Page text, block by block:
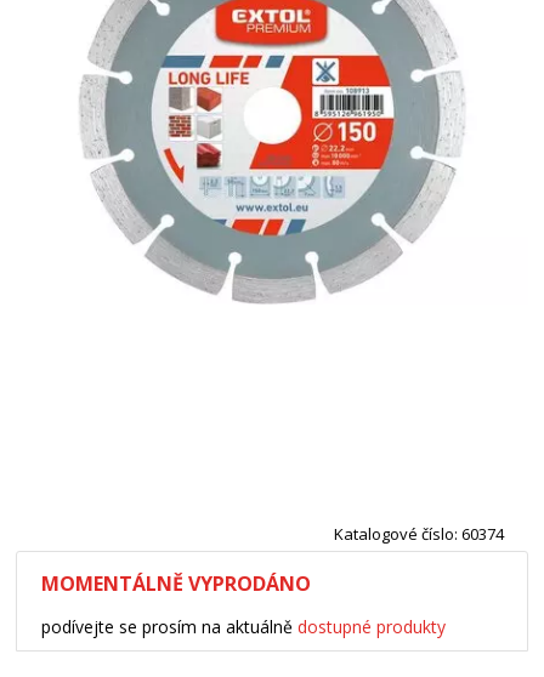
Katalogové číslo: 60374
MOMENTÁLNĚ VYPRODÁNO
podívejte se prosím na aktuálnědostupné produkty